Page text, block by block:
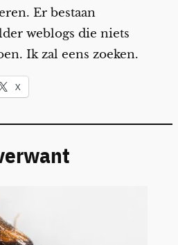
Er bestaan
weblogs die niets
Ik zal eens zoeken.
X